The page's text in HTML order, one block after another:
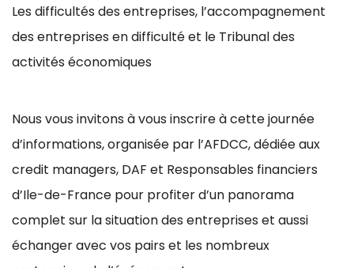
Les difficultés des entreprises, l’accompagnement
des entreprises en difficulté et le Tribunal des
activités économiques
Nous vous invitons à vous inscrire à cette journée
d’informations, organisée par l’AFDCC, dédiée aux
credit managers, DAF et Responsables financiers
d’Ile-de-France pour profiter d’un panorama
complet sur la situation des entreprises et aussi
échanger avec vos pairs et les nombreux